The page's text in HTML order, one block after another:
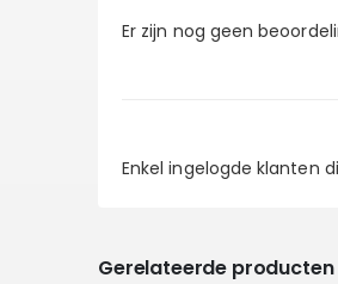
Er zijn nog geen
Enkel ingelogde klanten
Gerelateerde producten